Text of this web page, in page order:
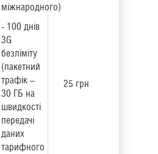
міжнародного)
- 100 днів
3G
безліміту
(пакетний
трафік –
30 ГБ на
швидкості
передачі
даних
тарифного
25 грн